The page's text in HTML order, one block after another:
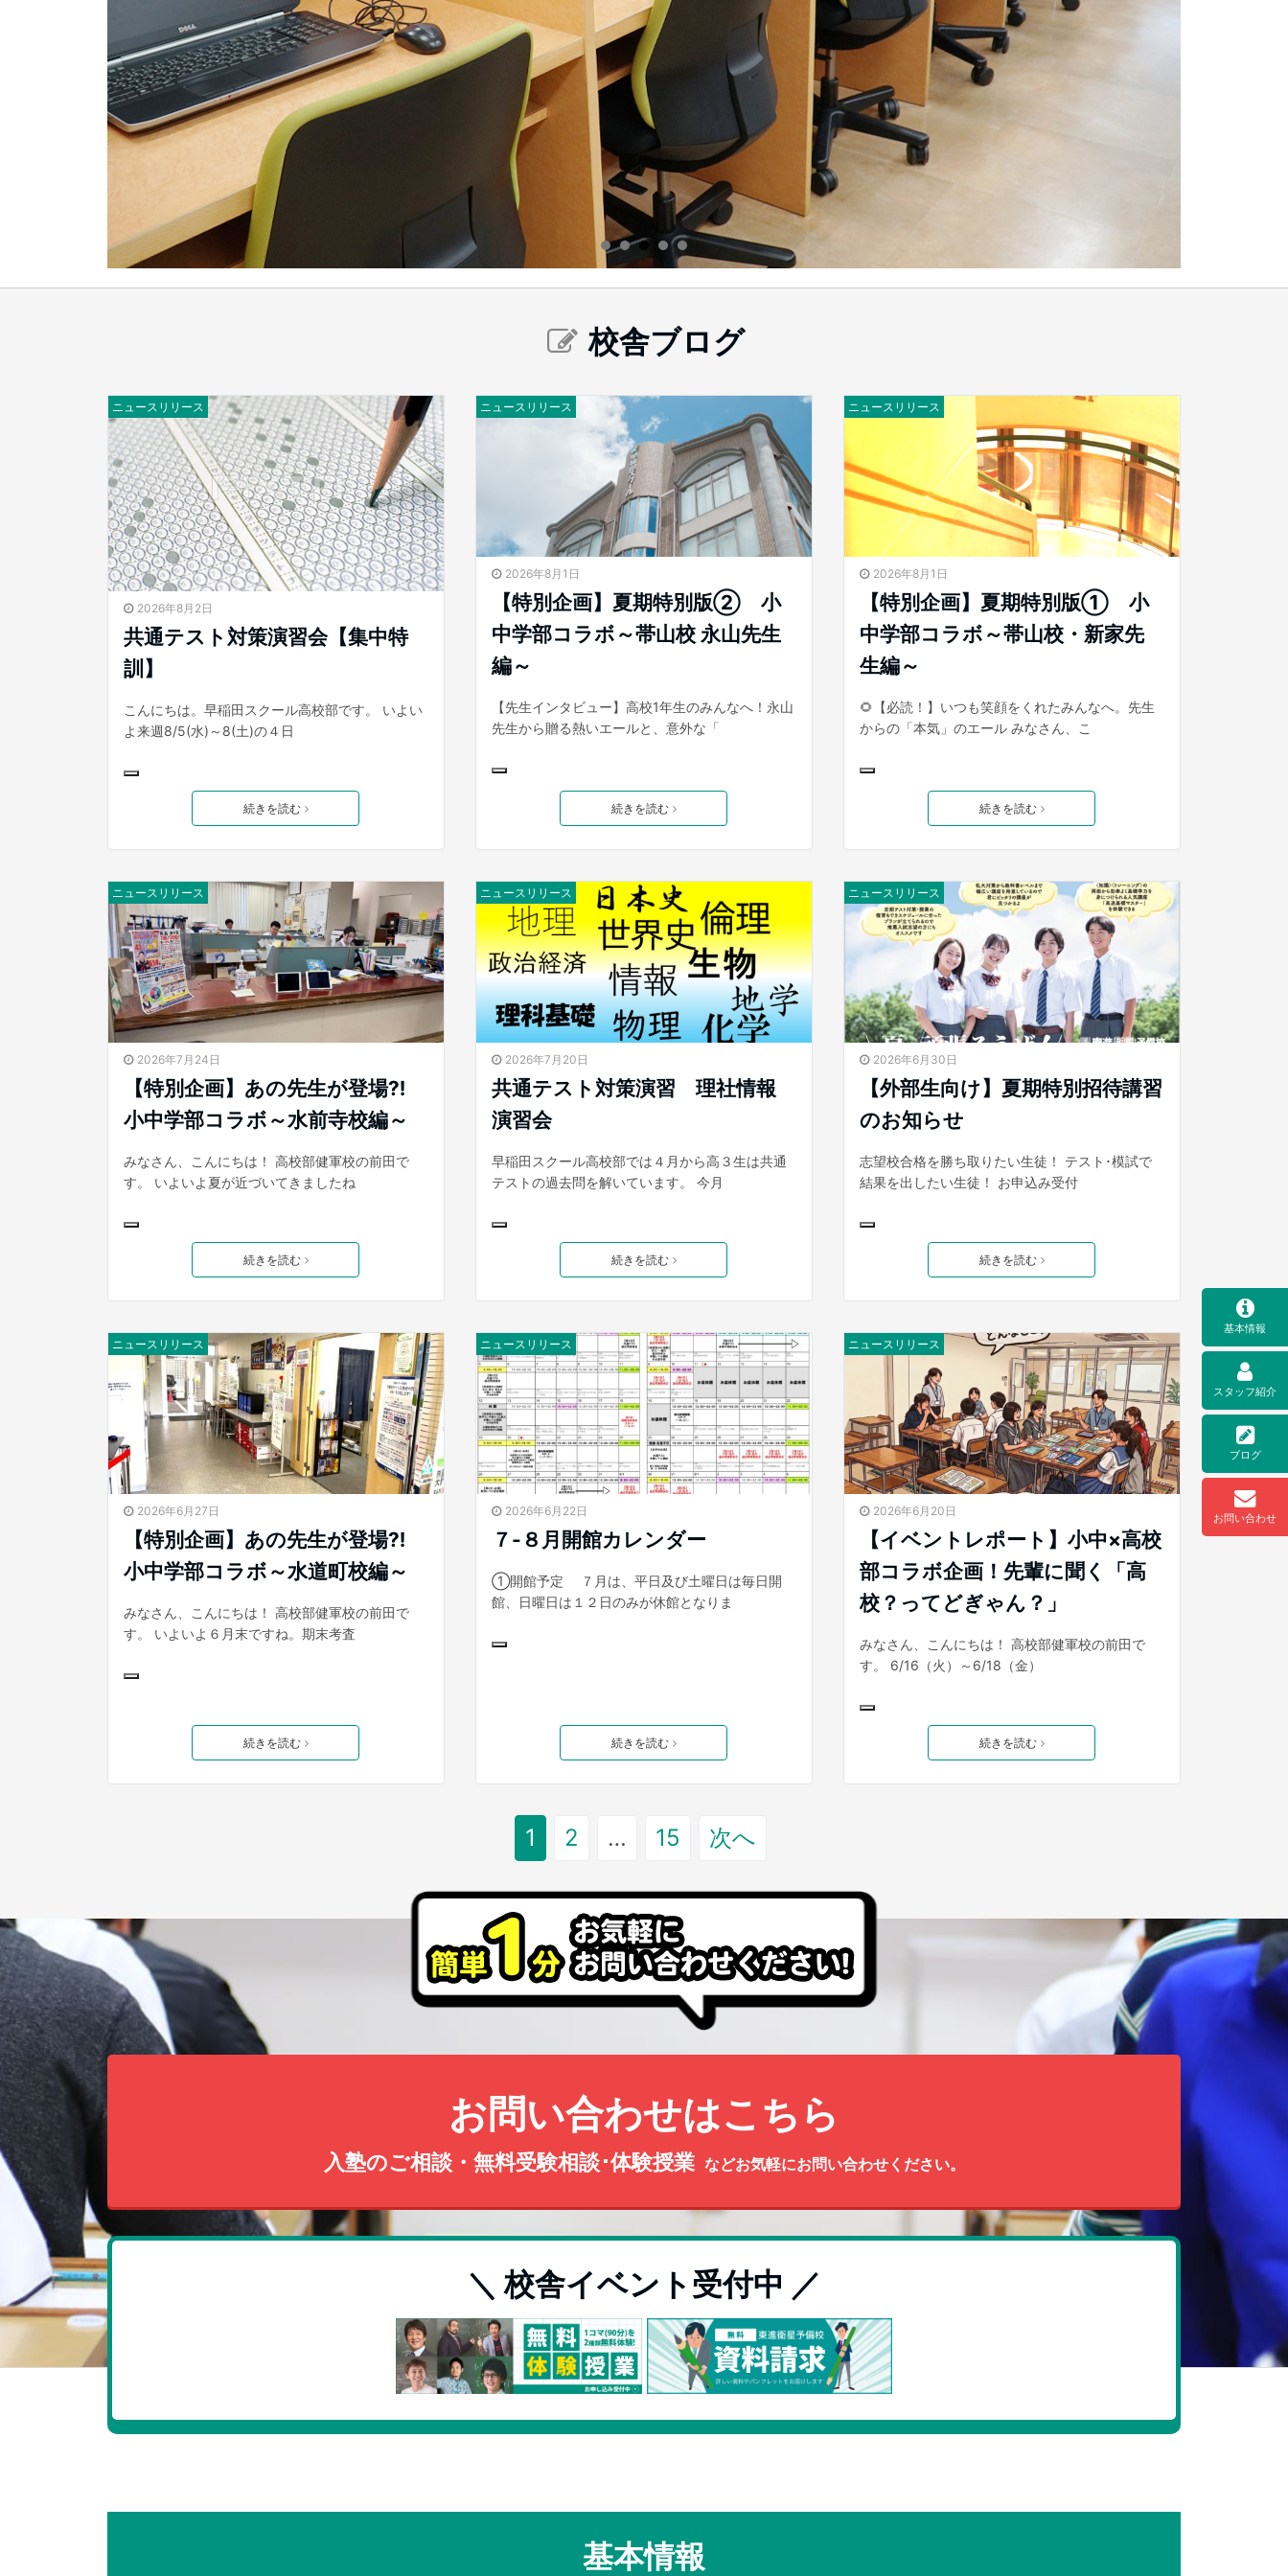
校舎ブログ
ニュースリリース
2026年8月2日
共通テスト対策演習会【集中特
訓】
こんにちは。早稲田スクール高校部です。 いよい
よ来週8/5(水)～8(土)の４日
続きを読む
ニュースリリース
2026年8月1日
【特別企画】夏期特別版② 小
中学部コラボ～帯山校 永山先生
編～
【先生インタビュー】高校1年生のみんなへ！永山
先生から贈る熱いエールと、意外な「
続きを読む
ニュースリリース
2026年8月1日
【特別企画】夏期特別版① 小
中学部コラボ～帯山校・新家先
生編～
🌻【必読！】いつも笑顔をくれたみんなへ。先生
からの「本気」のエール みなさん、こ
続きを読む
ニュースリリース
2026年7月24日
【特別企画】あの先生が登場⁈
小中学部コラボ～水前寺校編～
みなさん、こんにちは！ 高校部健軍校の前田で
す。 いよいよ夏が近づいてきましたね
続きを読む
ニュースリリース
2026年7月20日
共通テスト対策演習 理社情報
演習会
早稲田スクール高校部では４月から高３生は共通
テストの過去問を解いています。 今月
続きを読む
ニュースリリース
2026年6月30日
【外部生向け】夏期特別招待講習
のお知らせ
志望校合格を勝ち取りたい生徒！ テスト･模試で
結果を出したい生徒！ お申込み受付
続きを読む
ニュースリリース
2026年6月27日
【特別企画】あの先生が登場⁈
小中学部コラボ～水道町校編～
みなさん、こんにちは！ 高校部健軍校の前田で
す。 いよいよ６月末ですね。期末考査
続きを読む
ニュースリリース
2026年6月22日
７-８月開館カレンダー
①開館予定 ７月は、平日及び土曜日は毎日開
館、日曜日は１２日のみが休館となりま
続きを読む
ニュースリリース
2026年6月20日
【イベントレポート】小中×高校
部コラボ企画！先輩に聞く「高
校？ってどぎゃん？」
みなさん、こんにちは！ 高校部健軍校の前田で
す。 6/16（火）～6/18（金）
続きを読む
1 2 … 15 次へ
お問い合わせはこちら
入塾のご相談・無料受験相談･体験授業 などお気軽にお問い合わせください。
＼ 校舎イベント受付中 ／
基本情報
基本情報
スタッフ紹介
ブログ
お問い合わせ